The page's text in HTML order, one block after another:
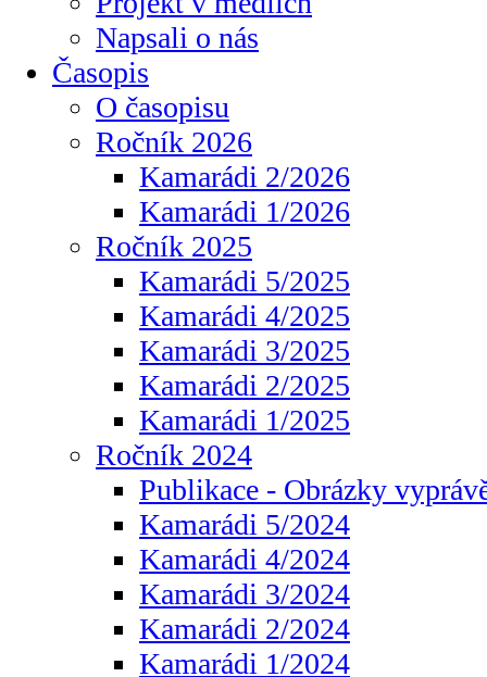
Napsali o nás
Časopis
O časopisu
Ročník 2026
Kamarádi 2/2026
Kamarádi 1/2026
Ročník 2025
Kamarádi 5/2025
Kamarádi 4/2025
Kamarádi 3/2025
Kamarádi 2/2025
Kamarádi 1/2025
Ročník 2024
Publikace - Obrázky
Kamarádi 5/2024
Kamarádi 4/2024
Kamarádi 3/2024
Kamarádi 2/2024
Kamarádi 1/2024